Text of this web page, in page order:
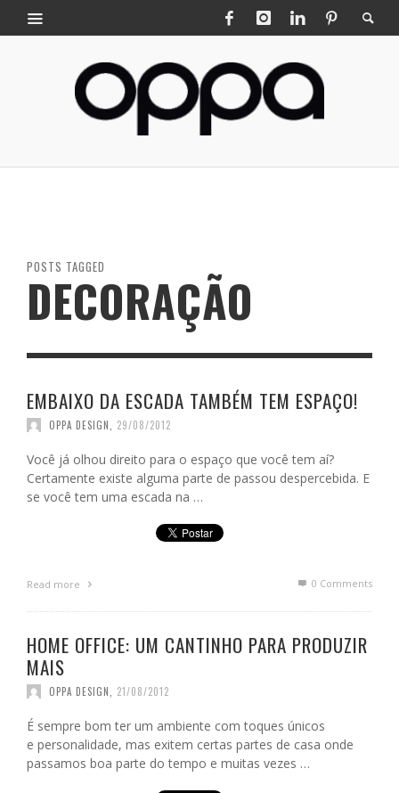
POSTS TAGGED
DECORAÇÃO
EMBAIXO DA ESCADA TAMBÉM TEM ESPAÇO!
OPPA DESIGN 29/08/2012
Você já olhou direito para o espaço que você tem aí?
Certamente existe alguma parte de passou despercebida. E
se você tem uma escada na …
Read more 0 Comments
HOME OFFICE: UM CANTINHO PARA PRODUZIR
MAIS
OPPA DESIGN 21/08/2012
É sempre bom ter um ambiente com toques únicos
e personalidade, mas exitem certas partes de casa onde
passamos boa parte do tempo e muitas vezes …